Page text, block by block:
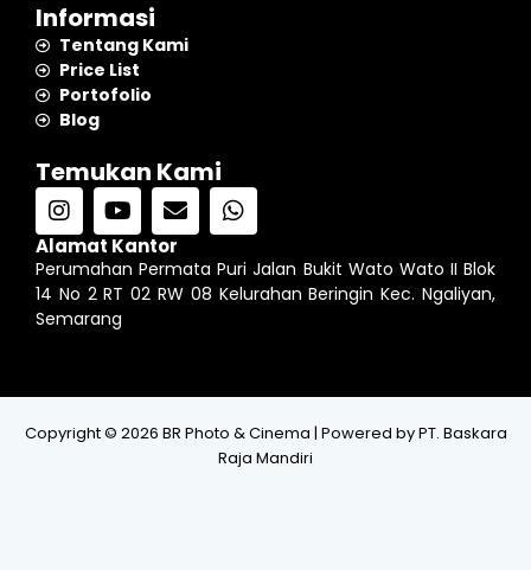
Informasi
Tentang Kami
Price List
Portofolio
Blog
Temukan Kami
I
n
s
t
a
g
Y
o
u
t
u
b
E
n
v
e
l
W
h
t
s
Alamat Kantor
Perumahan Permata Puri Jalan Bukit Wato Wato II Blok
14 No 2 RT 02 RW 08 Kelurahan Beringin Kec. Ngaliyan,
Semarang
Copyright © 2026 BR Photo & Cinema | Powered by PT. Baskara
Raja Mandiri